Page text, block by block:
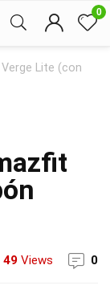
0
Lite (con
49 Views 0